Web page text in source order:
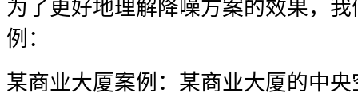
为了更好地理解降噪方案的效果，
例：
某商业大厦案例：某商业大厦的中